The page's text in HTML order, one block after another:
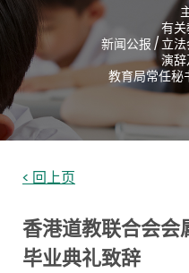
有关
新闻公报 / 立
演辞
教育局常任秘
< 回上页
香港道教联合会会
毕业典礼致辞